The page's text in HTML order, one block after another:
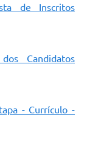
de Inscritos
Candidatos
- Currículo -